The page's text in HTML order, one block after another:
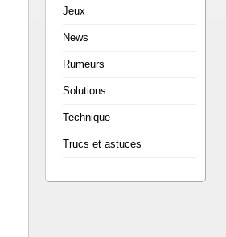
Jeux
News
Rumeurs
Solutions
Technique
Trucs et astuces